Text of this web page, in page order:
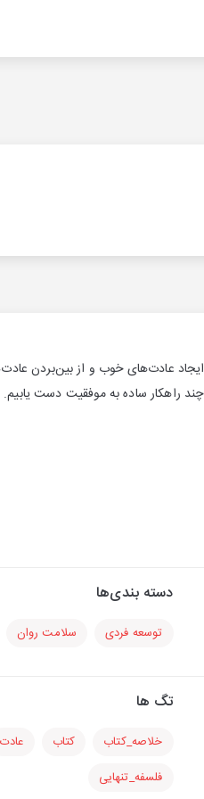
عادت‌های خوب و از بین‌بردن
راهکار ساده به موفقیت دست یابیم.
دسته بندی‌ها
توسعه فردی سلامت روان
تگ ها
خلاصه_کتاب کتاب عادت
فلسفه_تنهایی